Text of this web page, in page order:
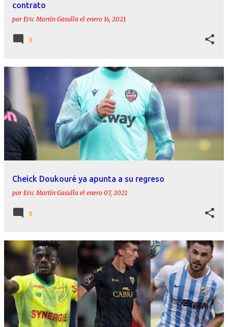
contrato
por Eric Martín Gasulla el enero 14, 2021
0
Cheick Doukouré ya apunta a su regreso
por Eric Martín Gasulla el enero 07, 2021
0